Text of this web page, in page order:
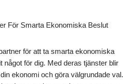
För Smarta Ekonomiska Beslut
för att ta smarta ekonomiska
något för dig. Med deras tjänster blir
ekonomi och göra välgrundade val.